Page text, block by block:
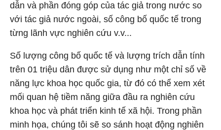
dẫn và phần đóng góp của tác giả trong nước so
với tác giả nước ngoài, số công bố quốc tế trong
từng lãnh vực nghiên cứu v.v...
Số lượng công bố quốc tế và lượng trích dẫn tính
trên 01 triệu dân được sử dụng như một chỉ số về
năng lực khoa học quốc gia, từ đó có thể xem xét
mối quan hệ tiềm năng giữa đầu ra nghiên cứu
khoa học và phát triển kinh tế xã hội. Trong phần
minh họa, chúng tôi sẽ so sánh hoạt động nghiên